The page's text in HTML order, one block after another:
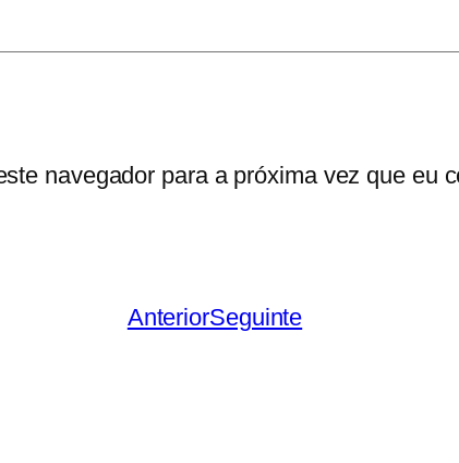
navegador para a próxima vez que eu
AnteriorSeguinte